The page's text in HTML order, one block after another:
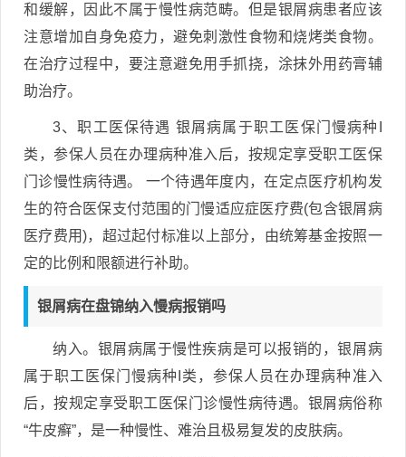
和缓解，因此不属于慢性病范畴。但是银屑病患者应该
注意增加自身免疫力，避免刺激性食物和烧烤类食物。
在治疗过程中，要注意避免用手抓挠，涂抹外用药膏辅
助治疗。
3、职工医保待遇 银屑病属于职工医保门慢病种I
类，参保人员在办理病种准入后，按规定享受职工医保
门诊慢性病待遇。 一个待遇年度内，在定点医疗机构发
生的符合医保支付范围的门慢适应症医疗费(包含银屑病
医疗费用)，超过起付标准以上部分，由统筹基金按照一
定的比例和限额进行补助。
银屑病在盘锦纳入慢病报销吗
纳入。银屑病属于慢性疾病是可以报销的，银屑病
属于职工医保门慢病种I类，参保人员在办理病种准入
后，按规定享受职工医保门诊慢性病待遇。银屑病俗称
“牛皮癣”，是一种慢性、难治且极易复发的皮肤病。